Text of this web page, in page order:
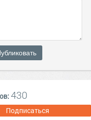
430
Подписаться